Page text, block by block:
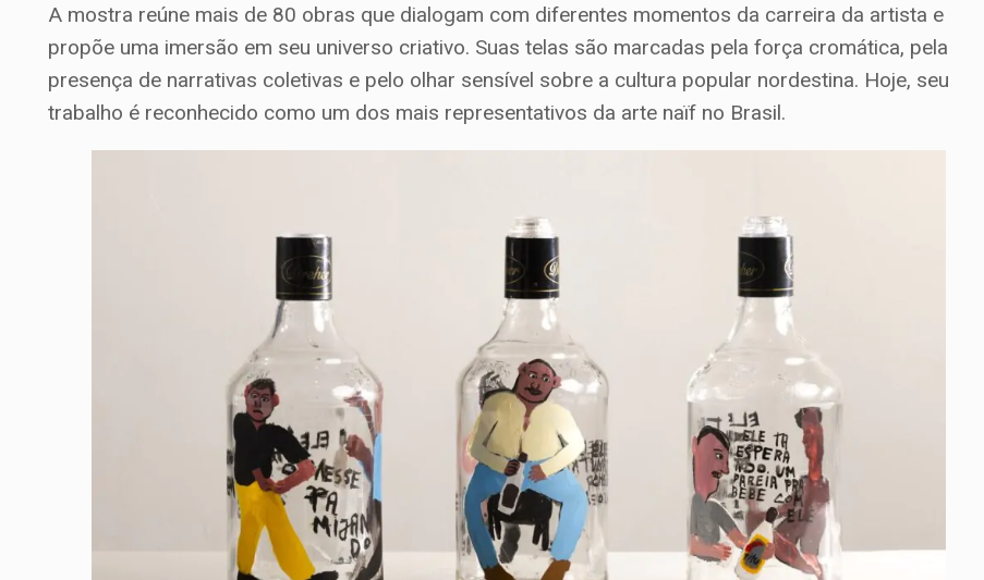
A mostra reúne mais de 80 obras que dialogam com diferentes momentos da carreira da artista e
propõe uma imersão em seu universo criativo. Suas telas são marcadas pela força cromática, pela
presença de narrativas coletivas e pelo olhar sensível sobre a cultura popular nordestina. Hoje, seu
trabalho é reconhecido como um dos mais representativos da arte naïf no Brasil.